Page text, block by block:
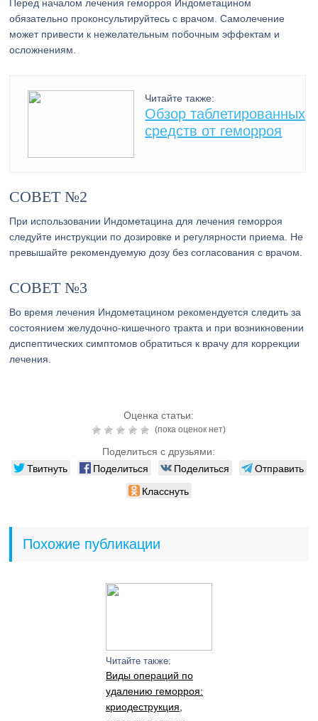
Перед началом лечения геморроя Индометацином
обязательно проконсультируйтесь с врачом. Самолечение
может привести к нежелательным побочным эффектам и
осложнениям.
Читайте также:
Обзор таблетированных
средств от геморроя
СОВЕТ №2
При использовании Индометацина для лечения геморроя
следуйте инструкции по дозировке и регулярности приема. Не
превышайте рекомендуемую дозу без согласования с врачом.
СОВЕТ №3
Во время лечения Индометацином рекомендуется следить за
состоянием желудочно-кишечного тракта и при возникновении
диспептических симптомов обратиться к врачу для коррекции
лечения.
Оценка статьи:
(пока оценок нет)
Поделиться с друзьями:
Твитнуть Поделиться Поделиться
Отправить
Класснуть
Похожие публикации
Читайте также:
Виды операций по
удалению геморроя:
криодеструкция,